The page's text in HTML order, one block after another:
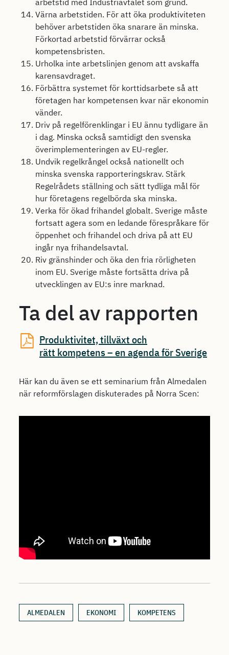
arbetstid med Industriavtalet som grund.
Värna arbetstiden. För att öka produktiviteten
behöver arbetstiden öka snarare än minska.
Förkortad arbetstid förvärrar också
kompetensbristen.
Urholka inte arbetslinjen genom att avskaffa
karensavdraget.
Förbättra systemet för korttidsarbete så att
företagen har kompetensen kvar när ekonomin
vänder.
Driv på regelförenklingar i EU ännu tydligare än
i dag. Minska också samtidigt den svenska
överimplementeringen av EU-regler.
Undvik regelkrångel också nationellt och
minska svenska rapporteringskrav. Stärk
Regelrådets ställning och sätt tydliga mål för
hur företagens regelbörda ska minska.
Verka för ökad frihandel globalt. Sverige måste
fortsatt agera som en ledande förespråkare för
öppenhet och frihandel och driva på att EU
ingår nya frihandelsavtal.
Riv gränshinder och öka den fria rörligheten
inom EU. Sverige måste fortsätta driva på
utvecklingen av EU:s inre marknad.
Ta del av rapporten
Produktivitet, tillväxt och
rätt kompetens – en agenda för Sverige
Här kan du även se ett seminarium från Almedalen
när reformförslagen diskuterades på Norra Scen:
ALMEDALEN EKONOMI KOMPETENS